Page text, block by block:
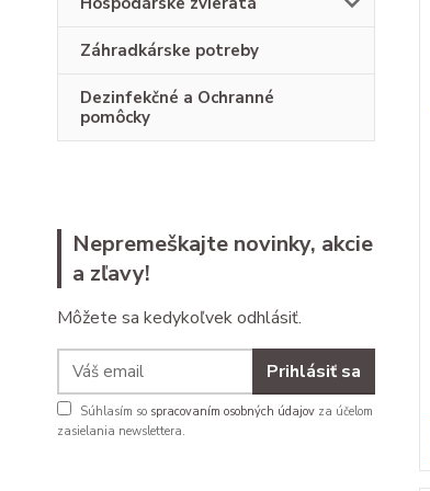
Záhradkárske potreby
Dezinfekčné a Ochranné
pomôcky
Nepremeškajte novinky, akcie
a zľavy!
Môžete sa kedykoľvek odhlásiť.
Prihlásiť sa
Súhlasím so spracovaním osobných údajov za účelom
zasielania newslettera.